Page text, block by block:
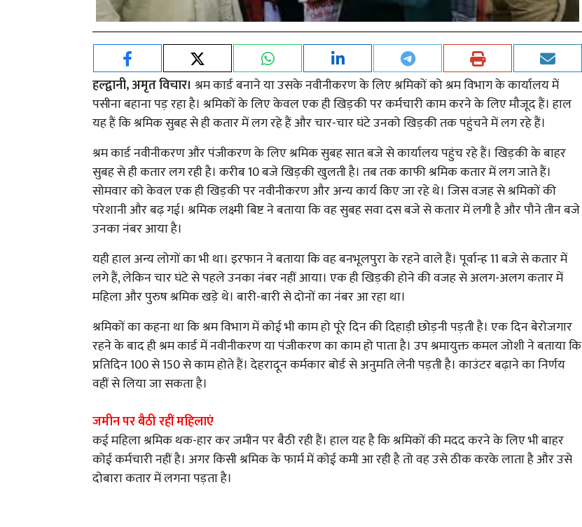
हल्द्वानी, अमृत विचार। श्रम कार्ड बनाने या उसके नवीनीकरण के लिए श्रमिकों को श्रम विभाग के कार्यालय में
पसीना बहाना पड़ रहा है। श्रमिकों के लिए केवल एक ही खिड़की पर कर्मचारी काम करने के लिए मौजूद हैं। हाल
यह हैं कि श्रमिक सुबह से ही कतार में लग रहे हैं और चार-चार घंटे उनको खिड़की तक पहुंचने में लग रहे हैं।
श्रम कार्ड नवीनीकरण और पंजीकरण के लिए श्रमिक सुबह सात बजे से कार्यालय पहुंच रहे हैं। खिड़की के बाहर
सुबह से ही कतार लग रही है। करीब 10 बजे खिड़की खुलती है। तब तक काफी श्रमिक कतार में लग जाते हैं।
सोमवार को केवल एक ही खिड़की पर नवीनीकरण और अन्य कार्य किए जा रहे थे। जिस वजह से श्रमिकों की
परेशानी और बढ़ गई। श्रमिक लक्ष्मी बिष्ट ने बताया कि वह सुबह सवा दस बजे से कतार में लगी है और पौने तीन बजे
उनका नंबर आया है।
यही हाल अन्य लोगों का भी था। इरफान ने बताया कि वह बनभूलपुरा के रहने वाले हैं। पूर्वान्ह 11 बजे से कतार में
लगे हैं, लेकिन चार घंटे से पहले उनका नंबर नहीं आया। एक ही खिड़की होने की वजह से अलग-अलग कतार में
महिला और पुरुष श्रमिक खड़े थे। बारी-बारी से दोनों का नंबर आ रहा था।
श्रमिकों का कहना था कि श्रम विभाग में कोई भी काम हो पूरे दिन की दिहाड़ी छोड़नी पड़ती है। एक दिन बेरोजगार
रहने के बाद ही श्रम कार्ड में नवीनीकरण या पंजीकरण का काम हो पाता है। उप श्रमायुक्त कमल जोशी ने बताया कि
प्रतिदिन 100 से 150 से काम होते हैं। देहरादून कर्मकार बोर्ड से अनुमति लेनी पड़ती है। काउंटर बढ़ाने का निर्णय
वहीं से लिया जा सकता है।
जमीन पर बैठी रहीं महिलाएं
कई महिला श्रमिक थक-हार कर जमीन पर बैठी रही हैं। हाल यह है कि श्रमिकों की मदद करने के लिए भी बाहर
कोई कर्मचारी नहीं है। अगर किसी श्रमिक के फार्म में कोई कमी आ रही है तो वह उसे ठीक करके लाता है और उसे
दोबारा कतार में लगना पड़ता है।